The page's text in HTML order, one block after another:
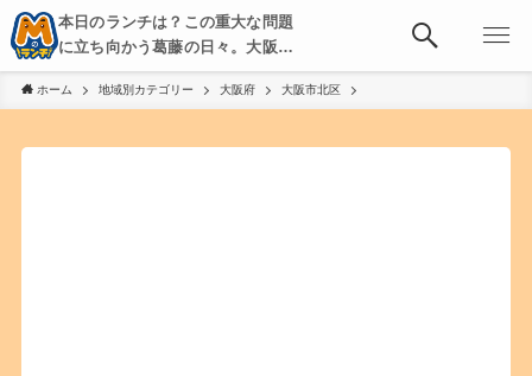
本日のランチは？この重大な問題
に立ち向かう葛藤の日々。大阪・
京都・神戸を中心とした食べ歩
き、飲み歩きを綴る。
ホーム 地域別カテゴリー 大阪府 大阪市北区